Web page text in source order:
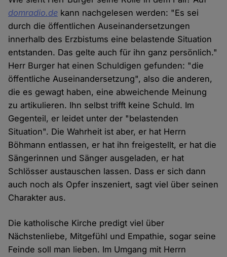
domradio.de kann nachgelesen werden: "Es sei
durch die öffentlichen Auseinandersetzungen
innerhalb des Erzbistums eine belastende Situation
entstanden. Das gelte auch für ihn ganz persönlich."
Herr Burger hat einen Schuldigen gefunden: "die
öffentliche Auseinandersetzung", also die anderen,
die es gewagt haben, eine abweichende Meinung
zu artikulieren. Ihn selbst trifft keine Schuld. Im
Gegenteil, er leidet unter der "belastenden
Situation". Die Wahrheit ist aber, er hat Herrn
Böhmann entlassen, er hat ihn freigestellt, er hat die
Sängerinnen und Sänger ausgeladen, er hat
Schlösser austauschen lassen. Dass er sich dann
auch noch als Opfer inszeniert, sagt viel über seinen
Charakter aus.
Die katholische Kirche predigt viel über
Nächstenliebe, Mitgefühl und Empathie, sogar seine
Feinde soll man lieben. Im Umgang mit Herrn